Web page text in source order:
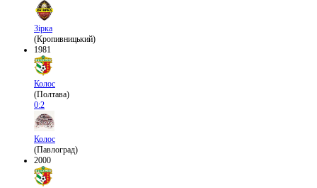
Зірка
(Кропивницький)
1981
Колос
(Полтава)
0:2
Колос
(Павлоград)
2000